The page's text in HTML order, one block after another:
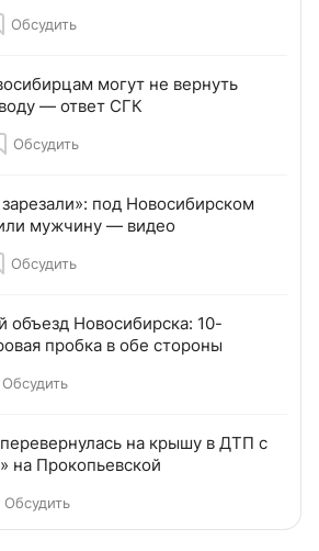
Обсудить
могут не вернуть
— ответ СГК
Обсудить
под Новосибирском
мужчину — видео
Обсудить
объезд Новосибирска: 10-
пробка в обе стороны
Обсудить
на крышу в ДТП с
на Прокопьевской
Обсудить